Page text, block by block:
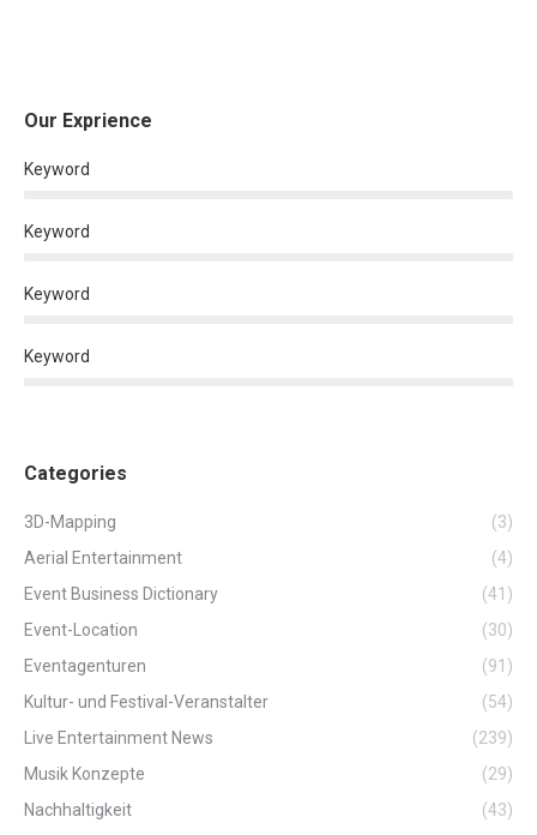
Our Exprience
Keyword
Keyword
Keyword
Keyword
Categories
3D-Mapping
(3)
Aerial Entertainment
(4)
Event Business Dictionary
(41)
Event-Location
(30)
Eventagenturen
(91)
Kultur- und Festival-Veranstalter
(54)
Live Entertainment News
(239)
Musik Konzepte
(29)
Nachhaltigkeit
(43)